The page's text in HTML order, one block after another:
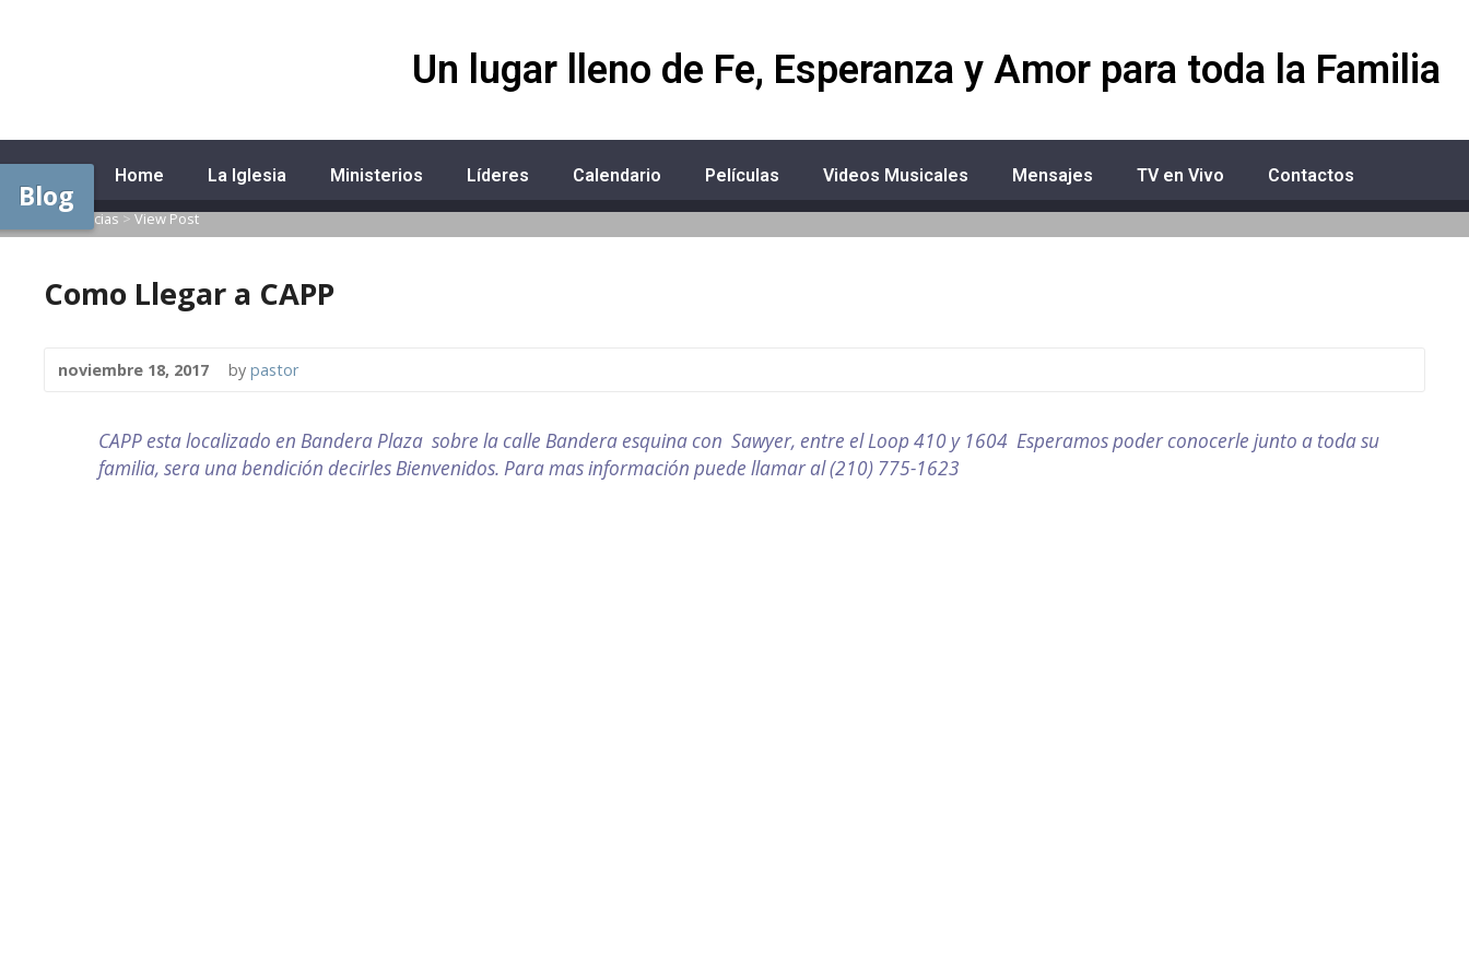
Un lugar lleno de Fe, Esperanza y Amor para toda la Familia
Home La Iglesia Ministerios Líderes Calendario Películas Videos Musicales Mensajes TV en Vivo Contactos
Blog
>Noticias>View Post
Como Llegar a CAPP
noviembre 18, 2017 by pastor
CAPP esta localizado en Bandera Plaza sobre la calle Bandera esquina con Sawyer, entre el Loop 410 y 1604 Esperamos poder conocerle junto a toda su
familia, sera una bendición decirles Bienvenidos. Para mas información puede llamar al (210) 775-1623